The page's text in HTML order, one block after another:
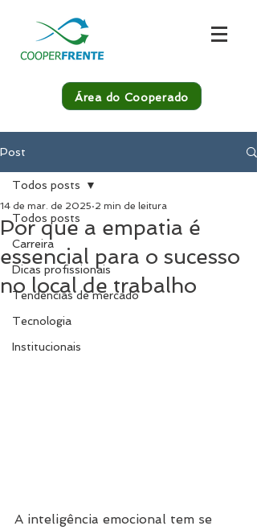
Área do Cooperado
Post
Todos posts
Carreira
Dicas profissionais
Tendências de mercado
Tecnologia
Institucionais
Todos posts
Por que a empatia é
essencial para o sucesso
no local de trabalho
14 de mar. de 2025 2 min de leitura
A inteligência emocional tem se